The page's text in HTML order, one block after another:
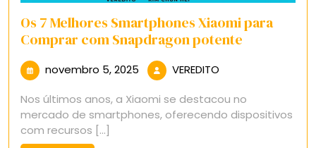
Os 7 Melhores Smartphones Xiaomi para
Comprar com Snapdragon potente
novembro 5, 2025 novembro
2025
VEREDITO
Nos últimos anos, a Xiaomi se destacou no
mercado de smartphones, oferecendo dispositivos
com recursos [...]